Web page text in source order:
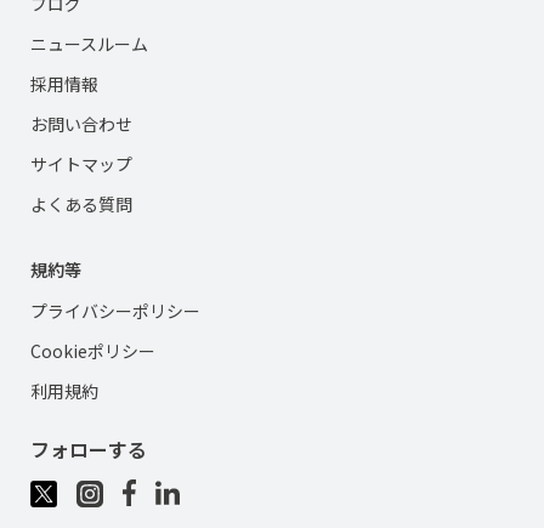
ニュースルーム
採用情報
お問い合わせ
サイトマップ
よくある質問
規約等
プライバシーポリシー
Cookieポリシー
利用規約
フォローする